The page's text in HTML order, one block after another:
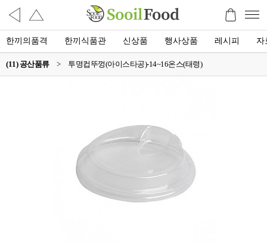
한끼의품격 한끼식품관 신상품 행사상품 레시피 자
(11) 공산품류 > 투명컵뚜껑(아이스타공)-14~16온스(태령)